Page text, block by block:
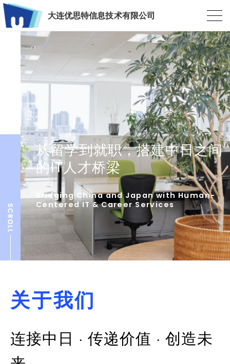
大连优思特信息技术有限公司
从留学到就职，搭建中日之间
的IT人才桥梁
Bridging China and Japan with Human-
Centered IT & Career Services
关于我们
连接中日 · 传递价值 · 创造未